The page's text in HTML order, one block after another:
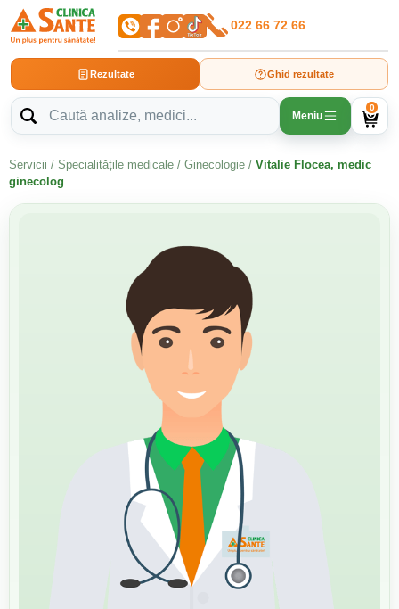
022 66 72 66
Rezultate Ghid rezultate
Meniu
0
Servicii / Specialitățile medicale / Ginecologie / Vitalie Flocea, medic
ginecolog